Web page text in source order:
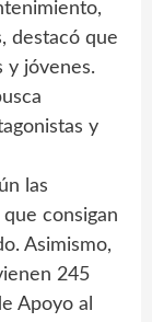
destacó que
y jóvenes.
y
las
consigan
Asimismo,
245
Apoyo al